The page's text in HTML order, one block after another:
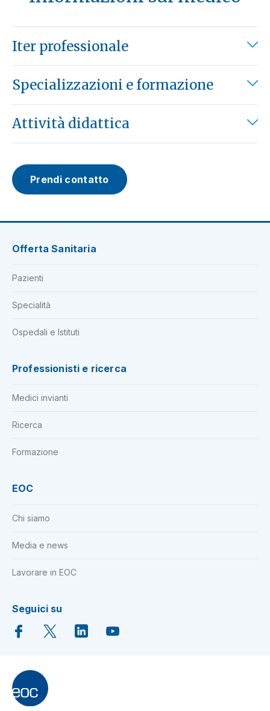
Iter professionale
Specializzazioni e formazione
Attività didattica
Prendi contatto
Offerta Sanitaria
Pazienti
Specialità
Ospedali e Istituti
Professionisti e ricerca
Medici invianti
Ricerca
Formazione
EOC
Chi siamo
Media e news
Lavorare in EOC
Seguici su